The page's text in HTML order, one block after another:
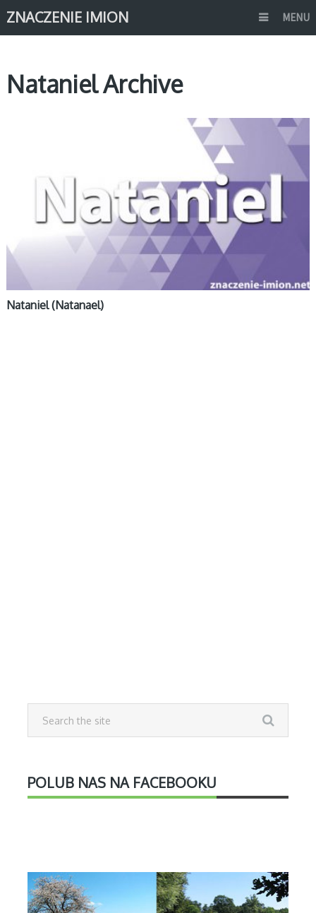
ZNACZENIE IMION MENU
Nataniel Archive
Nataniel (Natanael)
POLUB NAS NA FACEBOOKU